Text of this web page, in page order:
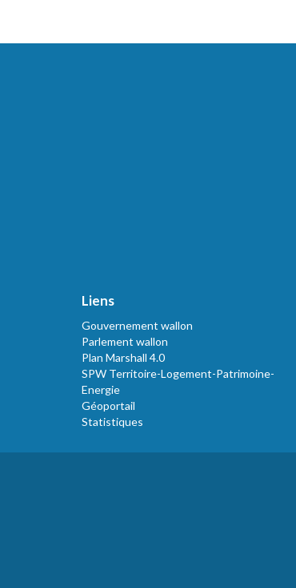
Liens
Gouvernement wallon
Parlement wallon
Plan Marshall 4.0
SPW Territoire-Logement-Patrimoine-
Energie
Géoportail
Statistiques